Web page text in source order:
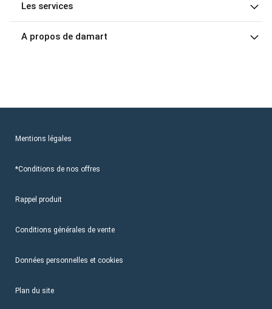
Les services
A propos de damart
Mentions légales
*Conditions de nos offres
Rappel produit
Conditions générales de vente
Données personnelles et cookies
Plan du site